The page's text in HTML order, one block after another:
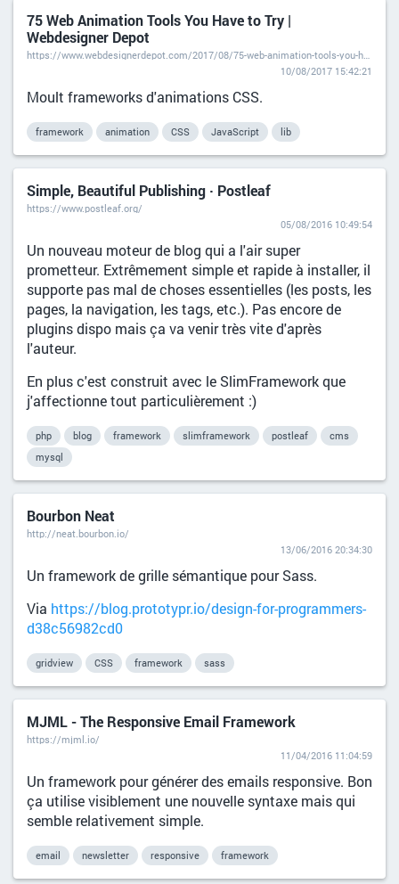
75 Web Animation Tools You Have to Try |
Webdesigner Depot
https://www.webdesignerdepot.com/2017/08/75-web-animation-tools-you-have-to-try/
10/08/2017 15:42:21
Moult frameworks d'animations CSS.
framework animation CSS JavaScript lib
Simple, Beautiful Publishing · Postleaf
https://www.postleaf.org/
05/08/2016 10:49:54
Un nouveau moteur de blog qui a l'air super
prometteur. Extrêmement simple et rapide à installer, il
supporte pas mal de choses essentielles (les posts, les
pages, la navigation, les tags, etc.). Pas encore de
plugins dispo mais ça va venir très vite d'après
l'auteur.
En plus c'est construit avec le SlimFramework que
j'affectionne tout particulièrement :)
php blog framework slimframework postleaf
cms
mysql
Bourbon Neat
http://neat.bourbon.io/
13/06/2016 20:34:30
Un framework de grille sémantique pour Sass.
Via https://blog.prototypr.io/design-for-programmers-
d38c56982cd0
gridview CSS framework sass
MJML - The Responsive Email Framework
https://mjml.io/
11/04/2016 11:04:59
Un framework pour générer des emails responsive. Bon
ça utilise visiblement une nouvelle syntaxe mais qui
semble relativement simple.
email newsletter responsive framework